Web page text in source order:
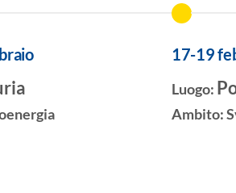
17-19
Luogo:
Ambito: